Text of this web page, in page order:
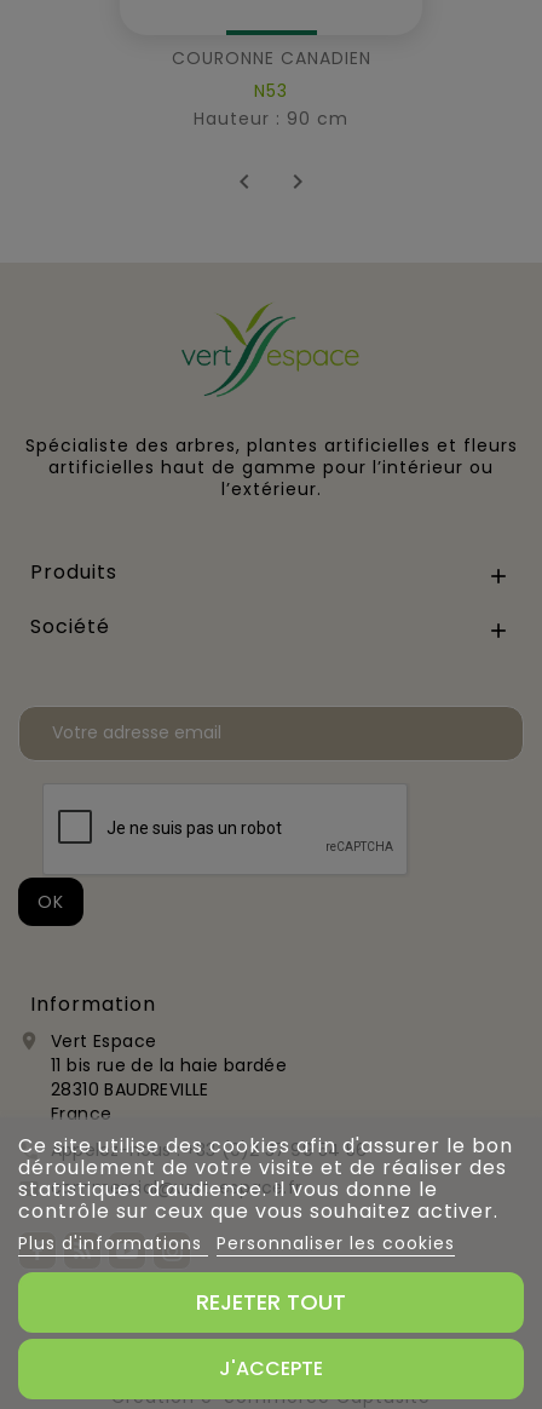
COURONNE CANADIEN
N53
Hauteur : 90 cm
 
Spécialiste des arbres, plantes artificielles et fleurs
artificielles haut de gamme pour l’intérieur ou
l’extérieur.
Produits 
Société 
Information

Vert Espace
11 bis rue de la haie bardée
28310 BAUDREVILLE
France
 Appelez-nous :+33 (0)2 37 99 54 56
 commercial@vert-espace.fr
Ce site utilise des cookies afin d'assurer le bon
déroulement de votre visite et de réaliser des
statistiques d'audience. Il vous donne le
contrôle sur ceux que vous souhaitez activer.
Plus d'informations Personnaliser les cookies
REJETER TOUT
J'ACCEPTE
Création e-commerce Captusite